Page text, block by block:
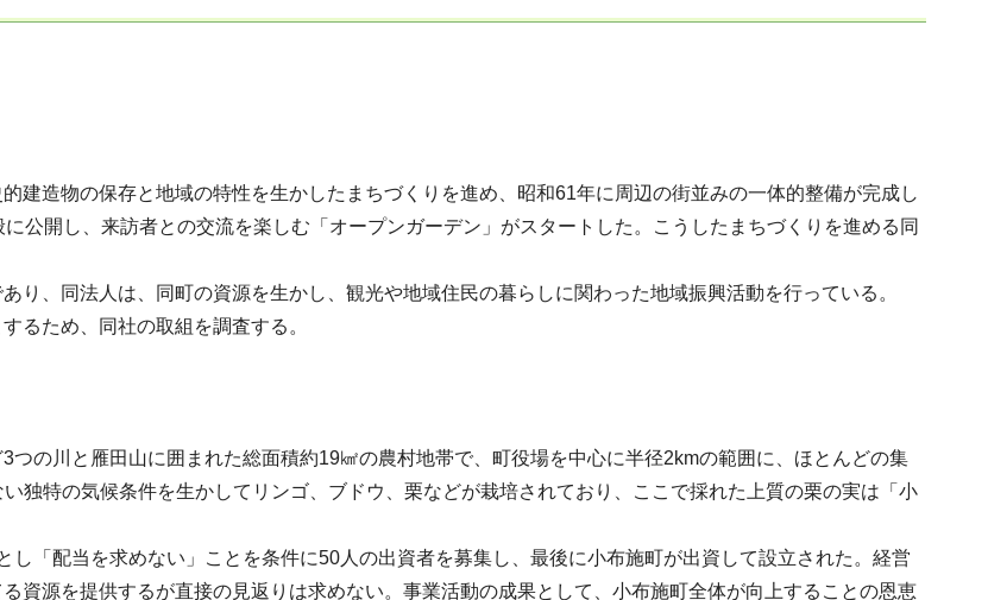
建造物の保存と地域の特性を生かしたまちづくりを進め、昭和61年に周辺の街並みの一体的整備が完成し
公開し、来訪者との交流を楽しむ「オープンガーデン」がスタートした。こうしたまちづくりを進める同
り、同法人は、同町の資源を生かし、観光や地域住民の暮らしに関わった地域振興活動を行っている。
るため、同社の取組を調査する。
の川と雁田山に囲まれた総面積約19㎢の農村地帯で、町役場を中心に半径2kmの範囲に、ほとんどの集
独特の気候条件を生かしてリンゴ、ブドウ、栗などが栽培されており、ここで採れた上質の栗の実は「小
「配当を求めない」ことを条件に50人の出資者を募集し、最後に小布施町が出資して設立された。経営
資源を提供するが直接の見返りは求めない。事業活動の成果として、小布施町全体が向上することの恩恵